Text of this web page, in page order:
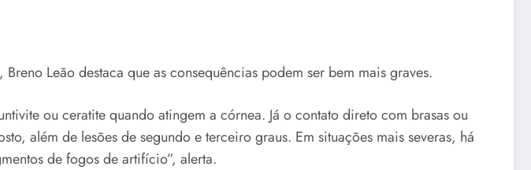
Leão destaca que as consequências podem ser bem mais graves.
ou ceratite quando atingem a córnea. Já o contato direto com brasas ou
além de lesões de segundo e terceiro graus. Em situações mais severas, há
de fogos de artifício”, alerta.